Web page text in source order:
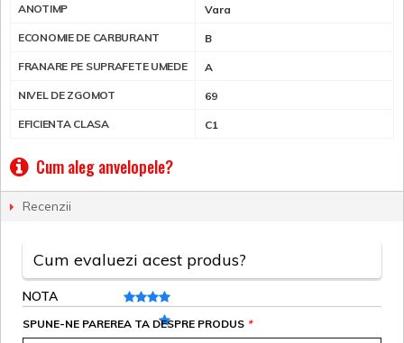
ANOTIMP Vara
ECONOMIE DE CARBURANT B
FRANARE PE SUPRAFETE UMEDE A
NIVEL DE ZGOMOT 69
EFICIENTA CLASA C1
Cum aleg anvelopele?
Recenzii
Cum evaluezi acest produs?
NOTA
*
SPUNE-NE PAREREA TA DESPRE PRODUS